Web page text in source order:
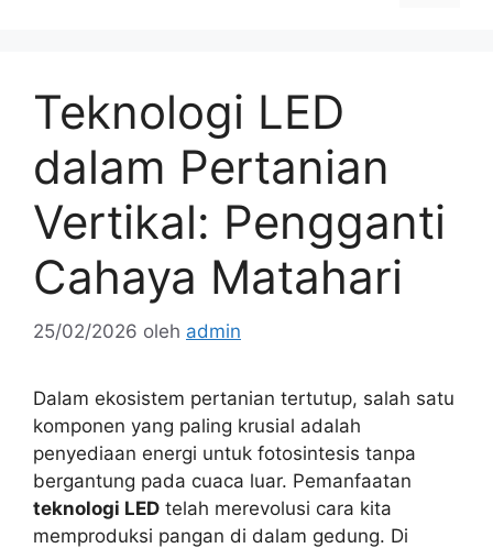
Teknologi LED
dalam Pertanian
Vertikal: Pengganti
Cahaya Matahari
25/02/2026 oleh admin
Dalam ekosistem pertanian tertutup, salah satu
komponen yang paling krusial adalah
penyediaan energi untuk fotosintesis tanpa
bergantung pada cuaca luar. Pemanfaatan
teknologi LED telah merevolusi cara kita
memproduksi pangan di dalam gedung. Di